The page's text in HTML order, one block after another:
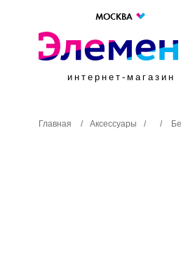
МОСКВА
интернет-магазин
Главная / Аксессуары / /